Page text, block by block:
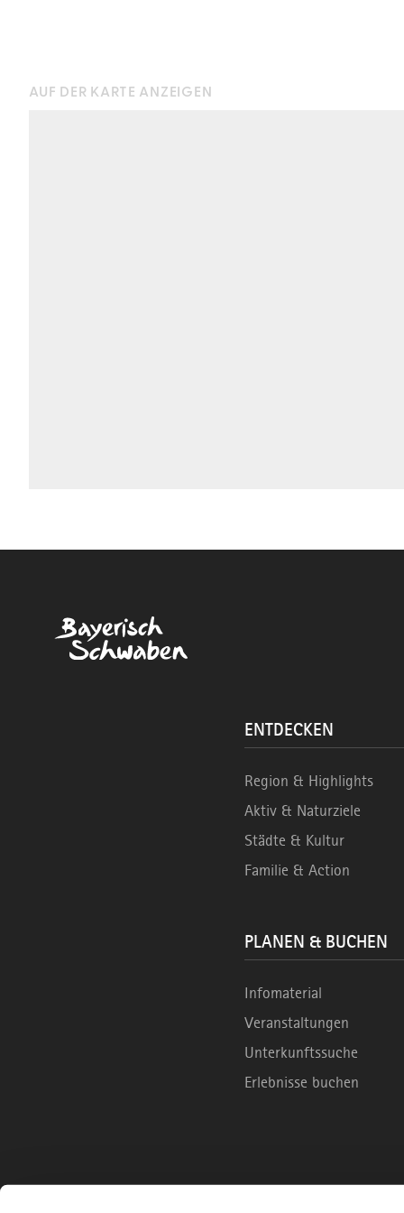
AUF DER KARTE ANZEIGEN
ENTDECKEN
Region & Highlights
Aktiv & Naturziele
Städte & Kultur
Familie & Action
PLANEN & BUCHEN
Infomaterial
Veranstaltungen
Unterkunftssuche
Erlebnisse buchen